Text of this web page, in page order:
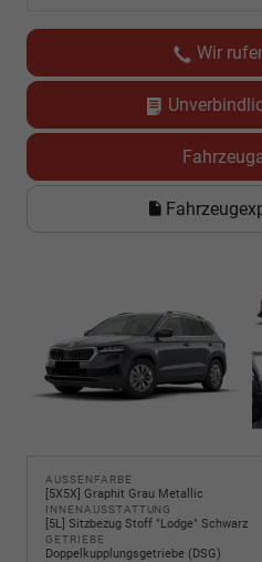
Wir
AUSSENFARBE
[5X5X] Graphit Grau Metallic
INNENAUSSTATTUNG
[5L] Sitzbezug Stoff "Lodge" Schwarz
GETRIEBE
Doppelkupplungsgetriebe (DSG)